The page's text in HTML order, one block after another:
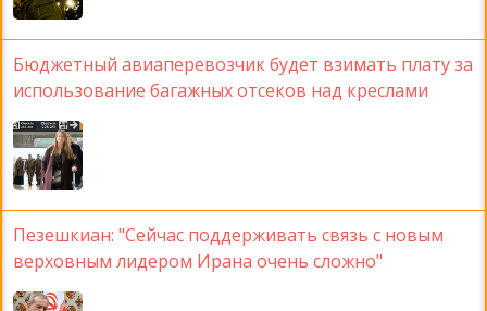
Бюджетный авиаперевозчик будет взимать плату за
использование багажных отсеков над креслами
Пезешкиан: "Сейчас поддерживать связь с новым
верховным лидером Ирана очень сложно"